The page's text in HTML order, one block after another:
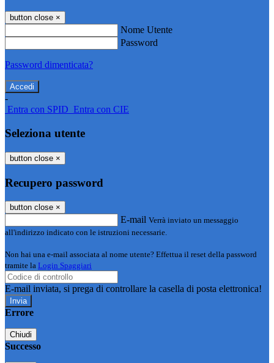
button close ×
Nome Utente
Password
Password dimenticata?
-
Entra con SPID Entra con CIE
Seleziona utente
button close ×
Recupero password
button close ×
E-mail Verrà inviato un messaggio
all'indirizzo indicato con le istruzioni necessarie.
Non hai una e-mail associata al nome utente? Effettua il reset della password
tramite la Login Spaggiari
E-mail inviata, si prega di controllare la casella di posta elettronica!
Errore
Chiudi
Successo